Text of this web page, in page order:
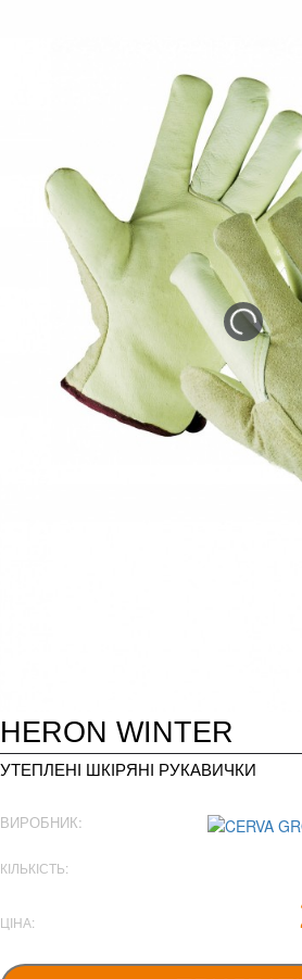
HERON WINTER
УТЕПЛЕНІ ШКІРЯНІ РУКАВИЧКИ
ВИРОБНИК:
КІЛЬКІСТЬ:
ЦІНА: